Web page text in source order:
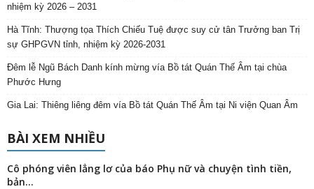
nhiệm kỳ 2026 – 2031
Hà Tĩnh: Thượng tọa Thích Chiếu Tuệ được suy cử tân Trưởng ban Trị
sự GHPGVN tỉnh, nhiệm kỳ 2026-2031
Đêm lễ Ngũ Bách Danh kính mừng vía Bồ tát Quán Thế Âm tại chùa
Phước Hưng
Gia Lai: Thiêng liêng đêm vía Bồ tát Quán Thế Âm tại Ni viện Quan Âm
BÀI XEM NHIỀU
Cô phóng viên lẳng lơ của báo Phụ nữ và chuyện tình tiền,
bản...